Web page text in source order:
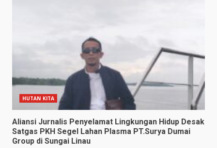
HUTAN KITA
Aliansi Jurnalis Penyelamat Lingkungan Hidup Desak
Satgas PKH Segel Lahan Plasma PT.Surya Dumai
Group di Sungai Linau